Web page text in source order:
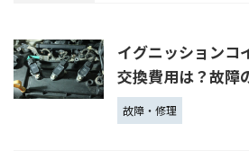
イグニッションコ
交換費用は？故障
故障・修理